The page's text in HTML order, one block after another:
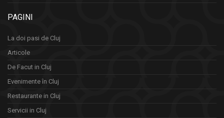
PAGINI
La doi pasi de Cluj
Articole
De Facut in Cluj
Evenimente în Cluj
Restaurante in Cluj
Servicii in Cluj